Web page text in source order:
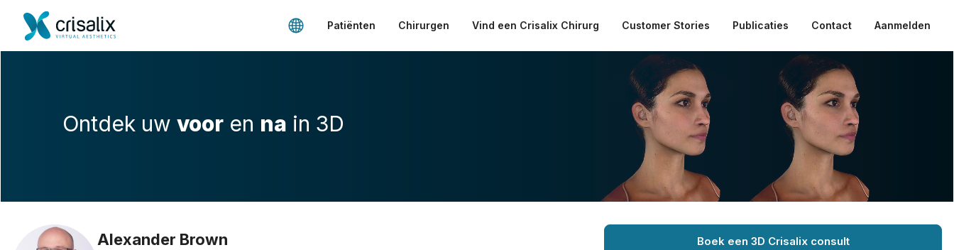
Patiënten Chirurgen Vind een Crisalix Chirurg Customer Stories Publicaties Contact Aanmelden
Ontdek uw voor en na in 3D
Alexander Brown Boek een 3D Crisalix consult